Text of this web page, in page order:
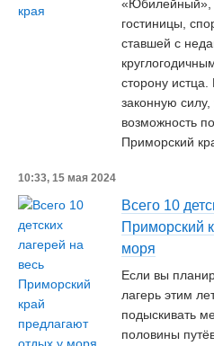
«Юбилейный»,
гостиницы,
ставшей с
сторону
законную силу,
возможность
Приморский
10:33, 15 мая 2024
Всего 10
Приморский
моря
Если вы
лагерь этим
подыскивать
половины